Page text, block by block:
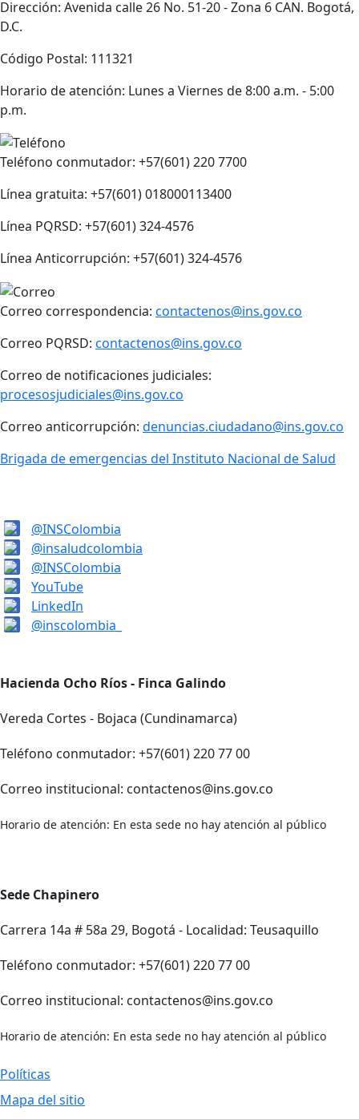
Dirección: Avenida calle 26 No. 51-20 - Zona 6 CAN. Bogotá,
D.C.
Código Postal: 111321
Horario de atención: Lunes a Viernes de 8:00 a.m. - 5:00
p.m.
Teléfono conmutador: +57(601) 220 7700
Línea gratuita: +57(601) 018000113400
Línea PQRSD: +57(601) 324-4576
Línea Anticorrupción: +57(601) 324-4576
Correo correspondencia: contactenos@ins.gov.co
Correo PQRSD: contactenos@ins.gov.co
Correo de notificaciones judiciales:
procesosjudiciales@ins.gov.co
Correo anticorrupción: denuncias.ciudadano@ins.gov.co
Brigada de emergencias del Instituto Nacional de Salud
@INSColombia
@insaludcolombia
@INSColombia
YouTube
LinkedIn
@inscolombia_
Hacienda Ocho Ríos - Finca Galindo
Vereda Cortes - Bojaca (Cundinamarca)
Teléfono conmutador: +57(601) 220 77 00
Correo institucional: contactenos@ins.gov.co
Horario de atención: En esta sede no hay atención al público
Sede Chapinero
Carrera 14a # 58a 29, Bogotá - Localidad: Teusaquillo
Teléfono conmutador: +57(601) 220 77 00
Correo institucional: contactenos@ins.gov.co
Horario de atención: En esta sede no hay atención al público
Políticas
Mapa del sitio